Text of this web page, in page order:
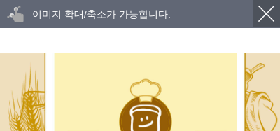
이미지 확대/축소가 가능합니다.